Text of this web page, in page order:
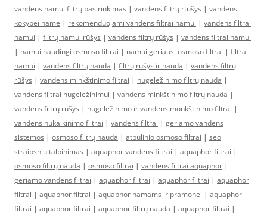
vandens namui filtrų pasirinkimas | vandens filtrų rtūšys | vandens
kokybei name | rekomenduojami vandens filtrai namui | vandens filtrai
namui | filtrų namui rūšys | vandens filtrų rūšys | vandens filtrai namui
| namui naudingi osmoso filtrai | namui geriausi osmoso filtrai | filtrai
namui | vandens filtrų nauda | filtrų rūšys ir nauda | vandens filtrų
rūšys | vandens minkštinimo filtrai | nugeležinimo filtrų nauda |
vandens filtrai nugeležinimui | vandens minkštinimo filtrų nauda |
vandens filtrų rūšys | nugeležinimo ir vandens monkštinimo filtrai |
vandens nukalkinimo filtrai | vandens filtrai | geriamo vandens
sistemos | osmoso filtrų nauda | atbulinio osmoso filtrai | seo
straipsniu talpinimas | aquaphor vandens filtrai | aquaphor filtrai |
osmoso filtrų nauda | osmoso filtrai | vandens filtrai aquaphor |
geriamo vandens filtrai | aquaphor filtrai | aquaphor filtrai | aquaphor
filtrai | aquaphor filtrai | aquaphor namams ir pramonei | aquaphor
filtrai | aquaphor filtrai | aquaphor filtrų nauda | aquaphor filtrai |